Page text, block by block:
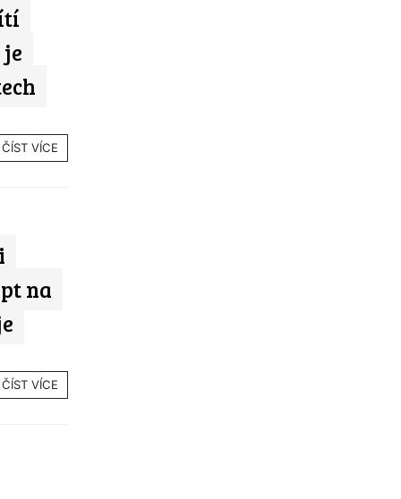
ČÍST VÍCE
na
ČÍST VÍCE